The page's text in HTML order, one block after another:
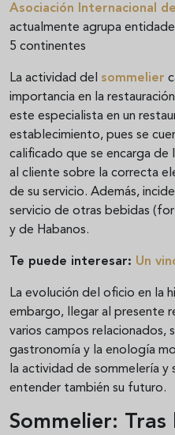
Asociación Internacional
actualmente agrupa
5 continentes
La actividad del sommelier
importancia en la
este especialista en un
establecimiento, pues se
calificado que se encarga de
al cliente sobre la correcta
de su servicio. Además,
servicio de otras bebidas
y de Habanos.
Te puede interesar: Un
La evolución del oficio en la
embargo, llegar al presente
varios campos relacionados,
gastronomía y la enología
la actividad de sommelería
entender también su futuro.
Sommelier: